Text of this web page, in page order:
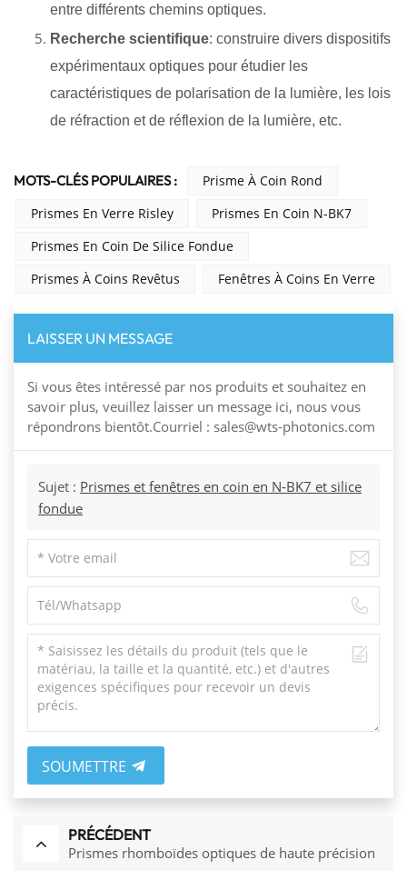
entre différents chemins optiques.
Recherche scientifique: construire divers dispositifs
expérimentaux optiques pour étudier les
caractéristiques de polarisation de la lumière, les lois
de réfraction et de réflexion de la lumière, etc.
MOTS-CLÉS POPULAIRES :
Prisme À Coin Rond
Prismes En Verre Risley
Prismes En Coin N-BK7
Prismes En Coin De Silice Fondue
Prismes À Coins Revêtus
Fenêtres À Coins En Verre
LAISSER UN MESSAGE
Si vous êtes intéressé par nos produits et souhaitez en
savoir plus, veuillez laisser un message ici, nous vous
répondrons bientôt.Courriel : sales@wts-photonics.com
Sujet : Prismes et fenêtres en coin en N-BK7 et silice
fondue
SOUMETTRE
PRÉCÉDENT
Prismes rhomboïdes optiques de haute précision